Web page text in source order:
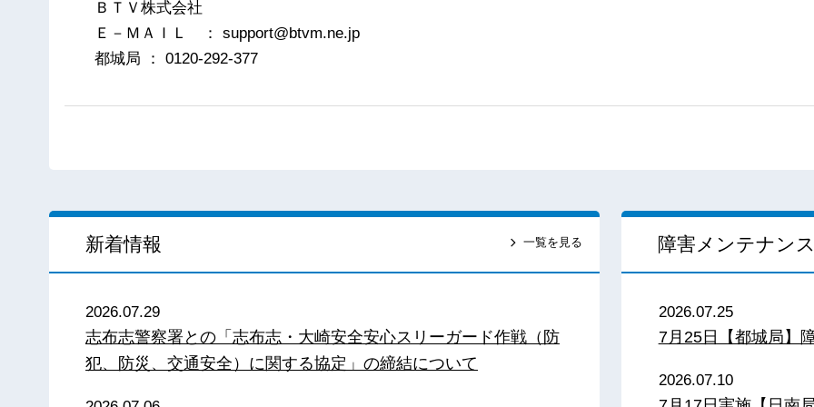
ＢＴＶ株式会社
Ｅ－ＭＡＩＬ ： support@btvm.ne.jp
都城局 ： 0120-292-377
新着情報 一覧を見る
2026.07.29
志布志警察署との「志布志・大崎安全安心スリーガード作戦（防
犯、防災、交通安全）に関する協定」の締結について
障害メンテナン
2026.07.25
7月25日【都城局】
2026.07.10